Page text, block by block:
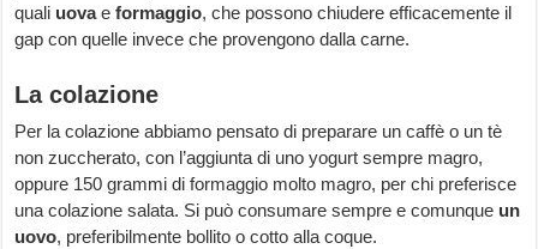
quali uovaeformaggio, che possono chiudere efficacemente il
gap con quelle invece che provengono dalla carne.
La colazione
Per la colazione abbiamo pensato di preparare un caffè o un tè
non zuccherato, con l’aggiunta di uno yogurt sempre magro,
oppure 150 grammi di formaggio molto magro, per chi preferisce
una colazione salata. Si può consumare sempre e comunque un
uovo, preferibilmente bollito o cotto alla coque.